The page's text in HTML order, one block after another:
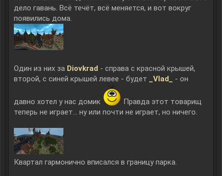
дело гавань. Всё течёт, всё меняется, и вот вокруг
появились дома.
Один из них за Diovkrad - справа с красной крышей,
второй, с синей крышей левее - будет
_Vlad_ - он
давно хотел у нас домик
Правда этот товарищ
теперь не играет... ну или почти не играет, но ничего.
Квартал гармонично вписался в границу парка.